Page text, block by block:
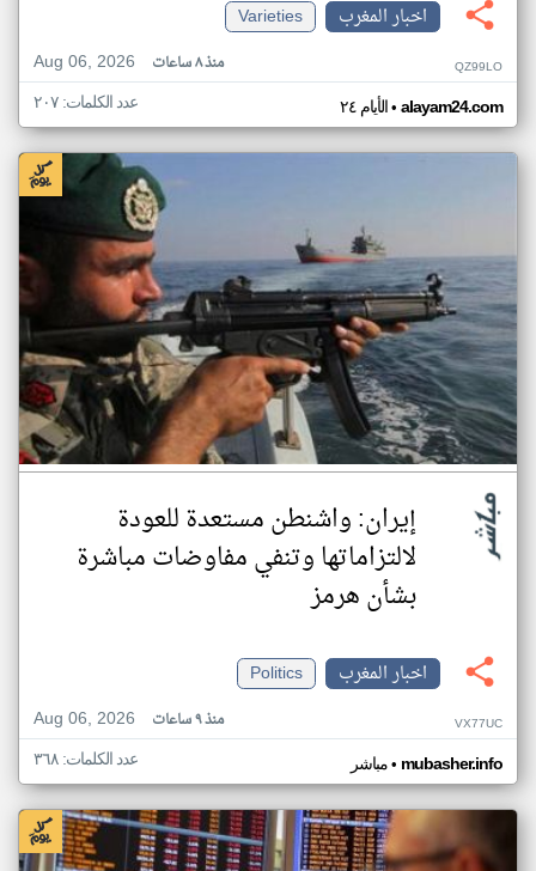
اخبار المغرب
Varieties
Aug 06, 2026
منذ ٨ ساعات QZ99LO
الأيام ٢٤• alayam24.com عدد الكلمات: ٢٠٧
إيران: واشنطن مستعدة للعودة
لالتزاماتها وتنفي مفاوضات مباشرة
بشأن هرمز
اخبار المغرب
Politics
Aug 06, 2026
منذ ٩ ساعات VX77UC
مباشر• mubasher.info عدد الكلمات: ٣٦٨